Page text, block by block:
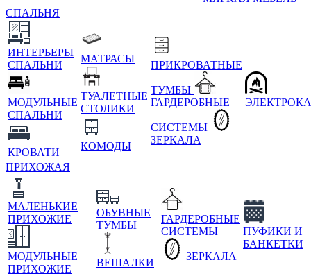
СПАЛЬНЯ
ИНТЕРЬЕРЫ
СПАЛЬНИ
МОДУЛЬНЫЕ
СПАЛЬНИ
КРОВАТИ
МАТРАСЫ
ТУАЛЕТНЫЕ
СТОЛИКИ
КОМОДЫ
ПРИКРОВАТНЫЕ
ТУМБЫ
ГАРДЕРОБНЫЕ
СИСТЕМЫ
ЗЕРКАЛА
ПРИХОЖАЯ
МАЛЕНЬКИЕ
ПРИХОЖИЕ
МОДУЛЬНЫЕ
ПРИХОЖИЕ
ОБУВНЫЕ
ТУМБЫ
ВЕШАЛКИ
ГАРДЕРОБНЫЕ
СИСТЕМЫ
ЗЕРКАЛА
ПУФИКИ И
БАНКЕТКИ